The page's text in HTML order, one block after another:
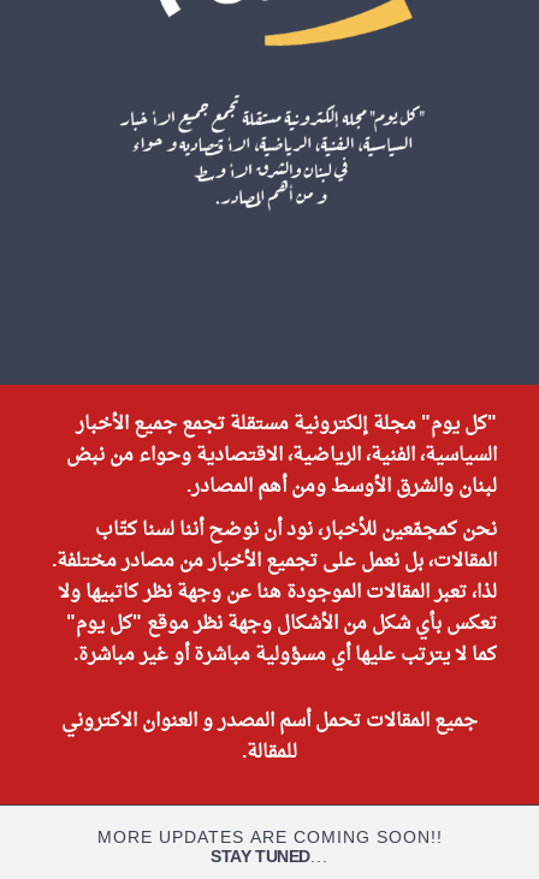
"كل يوم" مجلة إلكترونية مستقلة تجمع جميع الأخبار
السياسية، الفنية، الرياضية، الاقتصادية وحواء من نبض
لبنان والشرق الأوسط ومن أهم المصادر.
نحن كمجمّعين للأخبار، نود أن نوضح أننا لسنا كتّاب
المقالات، بل نعمل على تجميع الأخبار من مصادر مختلفة.
لذا، تعبر المقالات الموجودة هنا عن وجهة نظر كاتبيها ولا
تعكس بأي شكل من الأشكال وجهة نظر موقع "كل يوم"
كما لا يترتب عليها أي مسؤولية مباشرة أو غير مباشرة.
جميع المقالات تحمل أسم المصدر و العنوان الاكتروني
للمقالة.
MORE UPDATES ARE COMING SOON!!
STAY TUNED...